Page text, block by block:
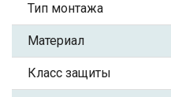
Тип монтажа
Материал
Класс защиты